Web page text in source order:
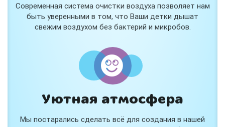
Современная система очистки воздуха позволяет нам
быть уверенными в том, что Ваши детки дышат
свежим воздухом без бактерий и микробов.
Уютная атмосфера
Мы постарались сделать всё для создания в нашей